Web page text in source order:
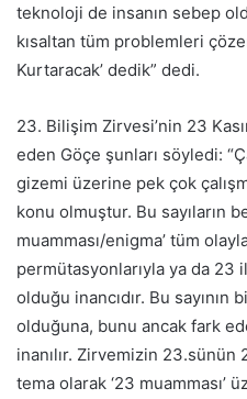
teknoloji de insanın sebep
kısaltan tüm problemleri
Kurtaracak’ dedik” dedi.
23. Bilişim Zirvesi’nin 23
eden Göçe şunları söyledi:
gizemi üzerine pek çok
konu olmuştur. Bu sayıların
muamması/enigma’ tüm
permütasyonlarıyla ya da 23
olduğu inancıdır. Bu
olduğuna, bunu ancak fark
inanılır. Zirvemizin 23.sünün
tema olarak ‘23 muamması’